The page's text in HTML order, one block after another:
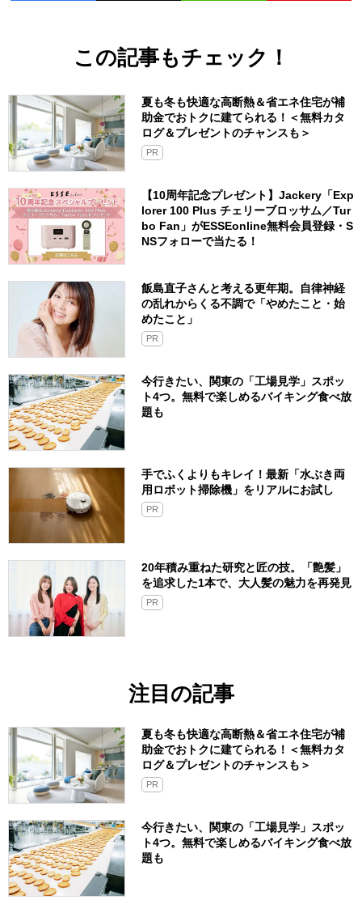
この記事もチェック！
夏も冬も快適な高断熱＆省エネ住宅が補
助金でおトクに建てられる！＜無料カタ
ログ＆プレゼントのチャンスも＞
PR
【10周年記念プレゼント】Jackery「Exp
lorer 100 Plus チェリーブロッサム／Tur
bo Fan」がESSEonline無料会員登録・S
NSフォローで当たる！
飯島直子さんと考える更年期。自律神経
の乱れからくる不調で「やめたこと・始
めたこと」
PR
今行きたい、関東の「工場見学」スポッ
ト4つ。無料で楽しめるバイキング食べ放
題も
手でふくよりもキレイ！最新「水ぶき両
用ロボット掃除機」をリアルにお試し
PR
20年積み重ねた研究と匠の技。「艶髪」
を追求した1本で、大人髪の魅力を再発見
PR
注目の記事
夏も冬も快適な高断熱＆省エネ住宅が補
助金でおトクに建てられる！＜無料カタ
ログ＆プレゼントのチャンスも＞
PR
今行きたい、関東の「工場見学」スポッ
ト4つ。無料で楽しめるバイキング食べ放
題も